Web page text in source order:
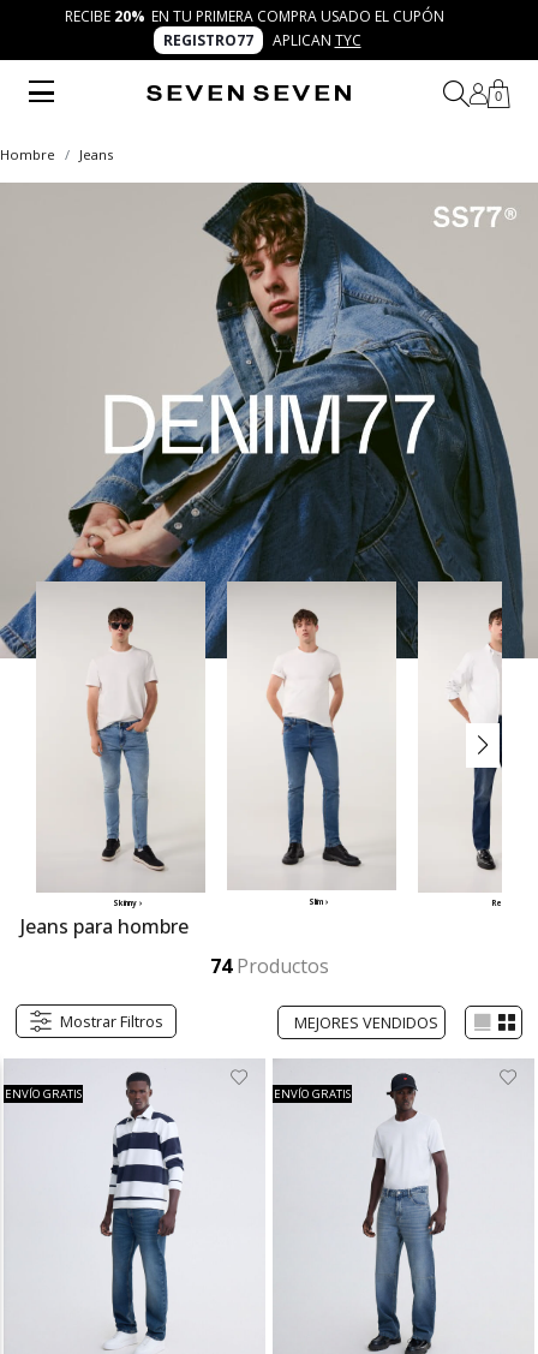
RECIBE 20% EN TU PRIMERA COMPRA USADO EL CUPÓN
REGISTRO77
APLICAN TYC
0
Hombre Jeans
Skinny › Slim › Regular ›
Jeans para hombre
74Productos
Mostrar Filtros
ENVÍO GRATIS ENVÍO GRATIS